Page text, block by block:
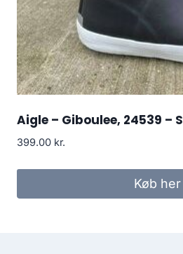
Aigle – Giboulee, 24539 –
399.00 kr.
Køb her